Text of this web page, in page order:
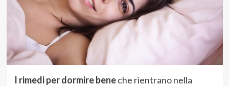
I rimedi per dormire beneche rientrano nella